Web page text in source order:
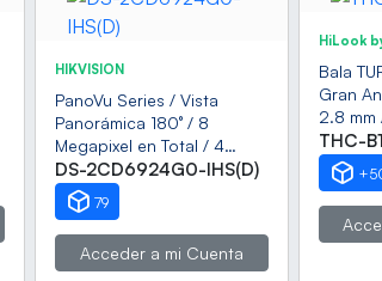
HIKVISION
PanoVu Series / Vista
Panorámica 180° / 8
Megapixel en Total / 4
Lentes 2.8 mm (2
Megapixel) / 20 mts IR EXIR
/ Exterior IP67 / IK10 / 12
Vcc / PoE+ / MicroSD
DS-2CD6924G0-IHS(D)
79
Acceder a mi Cuenta
HiLook
Bala
Gran
2.8 mm
EXIR /
dWDR /
CVBS
THC-